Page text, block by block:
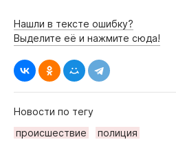
Нашли в тексте ошибку?
Выделите её и нажмите сюда!
Новости по тегу
происшествие
полиция